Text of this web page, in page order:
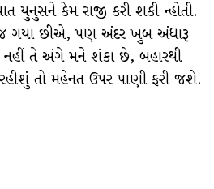
કેમ રાજી કરી શકી ન્હોતી.
ગયા છીએ, પણ અંદર ખુબ અંધારૂ
તે અંગે મને શંકા છે, બહારથી
તો મહેનત ઉપર પાણી ફરી જશે.